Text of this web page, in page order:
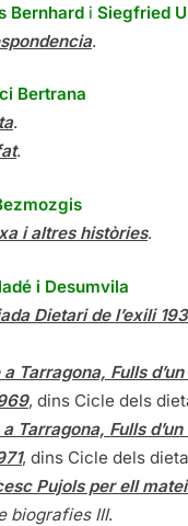
Bernhard i Siegfried
.
Bertrana
.
.
i altres històries.
i Desumvila
Dietari de l’exili
a Tarragona, Fulls
, dins Cicle dels
a Tarragona, Fulls
, dins Cicle dels
Pujols per ell
biografies III.